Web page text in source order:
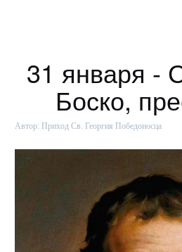
31 января -
Боско,
Автор: Приход Св. Георгия Победоносца